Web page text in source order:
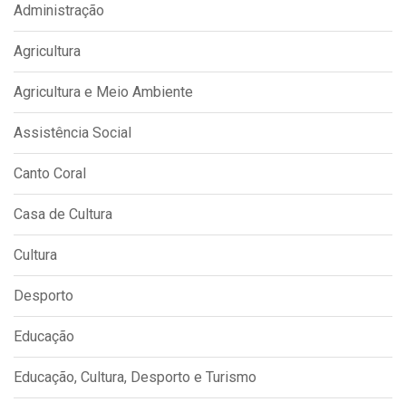
Administração
Agricultura
Agricultura e Meio Ambiente
Assistência Social
Canto Coral
Casa de Cultura
Cultura
Desporto
Educação
Educação, Cultura, Desporto e Turismo